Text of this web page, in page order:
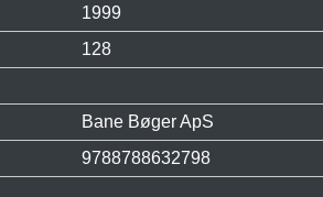
1999
128
Bane Bøger ApS
9788788632798